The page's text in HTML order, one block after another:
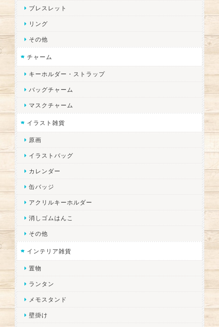
ブレスレット
リング
その他
チャーム
キーホルダー・ストラップ
バッグチャーム
マスクチャーム
イラスト雑貨
原画
イラストバッグ
カレンダー
缶バッジ
アクリルキーホルダー
消しゴムはんこ
その他
インテリア雑貨
置物
ランタン
メモスタンド
壁掛け